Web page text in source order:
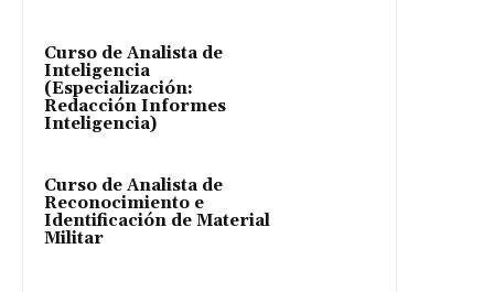
Curso de Analista de
Inteligencia
(Especialización:
Redacción Informes
Inteligencia)
Curso de Analista de
Reconocimiento e
Identificación de Material
Militar